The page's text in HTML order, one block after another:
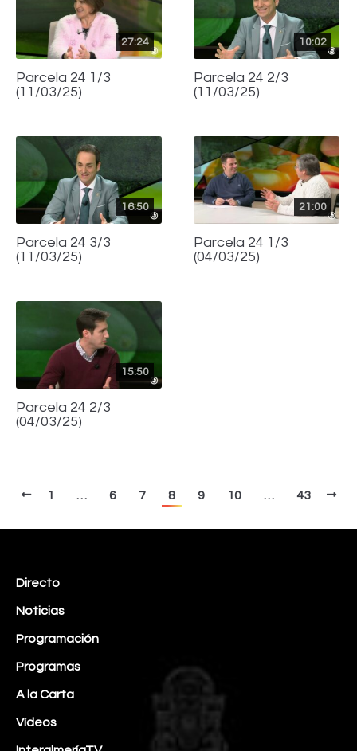
27:24
Parcela 24 1/3
(11/03/25)
10:02
Parcela 24 2/3
(11/03/25)
16:50
Parcela 24 3/3
(11/03/25)
21:00
Parcela 24 1/3
(04/03/25)
15:50
Parcela 24 2/3
(04/03/25)
1 … 6 7 8 9 10 … 43
Directo
Noticias
Programación
Programas
A la Carta
Vídeos